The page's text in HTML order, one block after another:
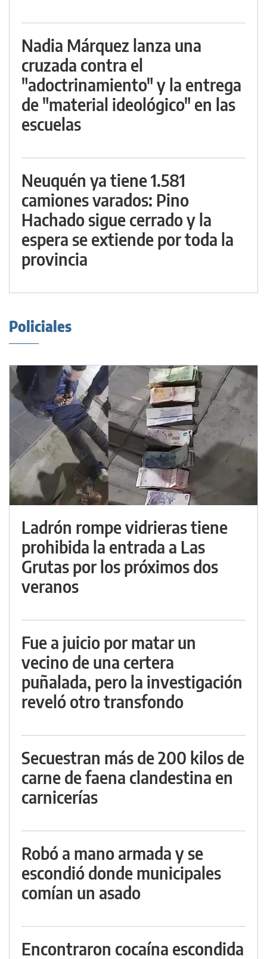
Nadia Márquez lanza una
cruzada contra el
"adoctrinamiento" y la entrega
de "material ideológico" en las
escuelas
Neuquén ya tiene 1.581
camiones varados: Pino
Hachado sigue cerrado y la
espera se extiende por toda la
provincia
Policiales
Ladrón rompe vidrieras tiene
prohibida la entrada a Las
Grutas por los próximos dos
veranos
Fue a juicio por matar un
vecino de una certera
puñalada, pero la investigación
reveló otro transfondo
Secuestran más de 200 kilos de
carne de faena clandestina en
carnicerías
Robó a mano armada y se
escondió donde municipales
comían un asado
Encontraron cocaína escondida